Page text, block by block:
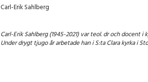
Carl-Erik Sahlberg
Carl-Erik Sahlberg (1945-2021) var teol. dr och
Under drygt tjugo år arbetade han i S:ta Clara kyrka i